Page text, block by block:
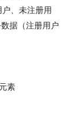
、未注册用
据（注册用户
素